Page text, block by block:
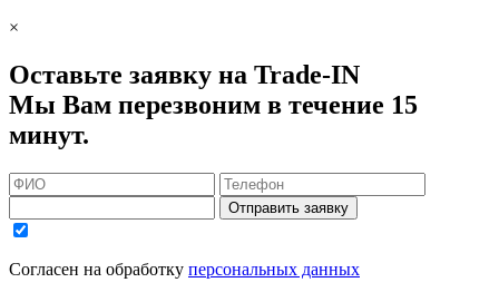
×
Оставьте заявку на Trade-IN
Мы Вам перезвоним в течение 15
минут.
Отправить заявку
Согласен на обработку персональных данных